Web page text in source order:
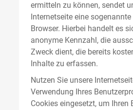
ermitteln zu können, sendet
Internetseite eine sogenannte
Browser. Hierbei handelt es
anonyme Kennzahl, die
Zweck dient, die bereits
Inhalte zu erfassen.
Nutzen Sie unsere
Verwendung Ihres
Cookies eingesetzt, um Ihren